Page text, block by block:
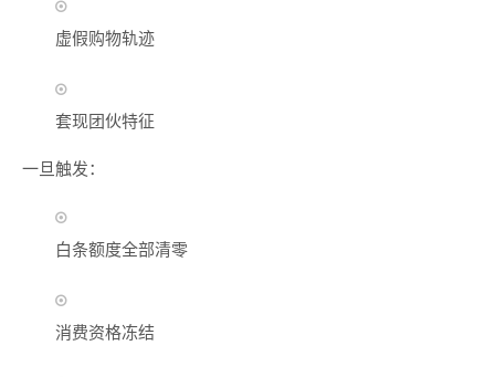
虚假购物轨迹
套现团伙特征
一旦触发：
白条额度全部清零
消费资格冻结